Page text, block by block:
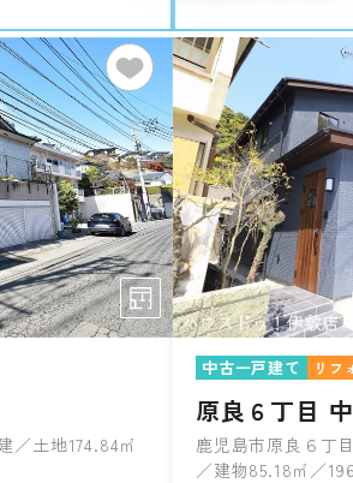
／土地174.84㎡
中古一戸建て リフ
原良６丁目
鹿児島市原良６丁
／建物85.18㎡／